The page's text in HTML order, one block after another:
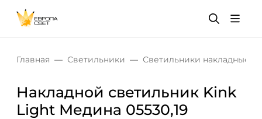
Главная Светильники Светильники накладные
Накладной светильник Kink
Light Медина 05530,19